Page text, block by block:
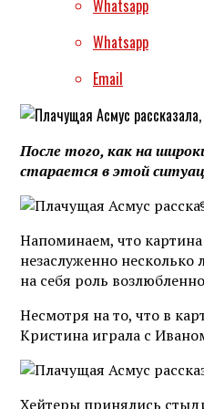
Whatsapp
Whatsapp
Email
После того, как на
старается в этой
Напоминаем, что
незаслуженно
на себя роль
Несмотря на то, что в
Кристина играла с
Хейтеры принялись